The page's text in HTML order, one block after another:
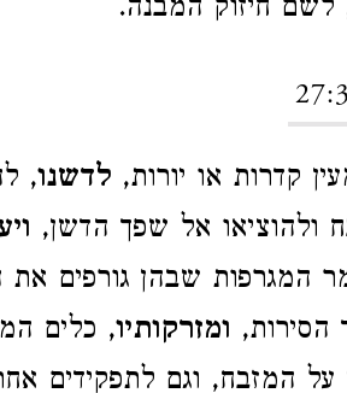
חיזוק המבנה.
27:3
קדרות או יורות,‏ לדשנו,
ולהוציאו אל שפך הדשן,
המגרפות שבהן גורפים את
הסירות, ומזרקותיו, כלים
המזבח, וגם לתפקידים